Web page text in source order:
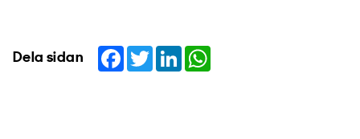
Dela sidan Facebook
TwitterLinkedIn